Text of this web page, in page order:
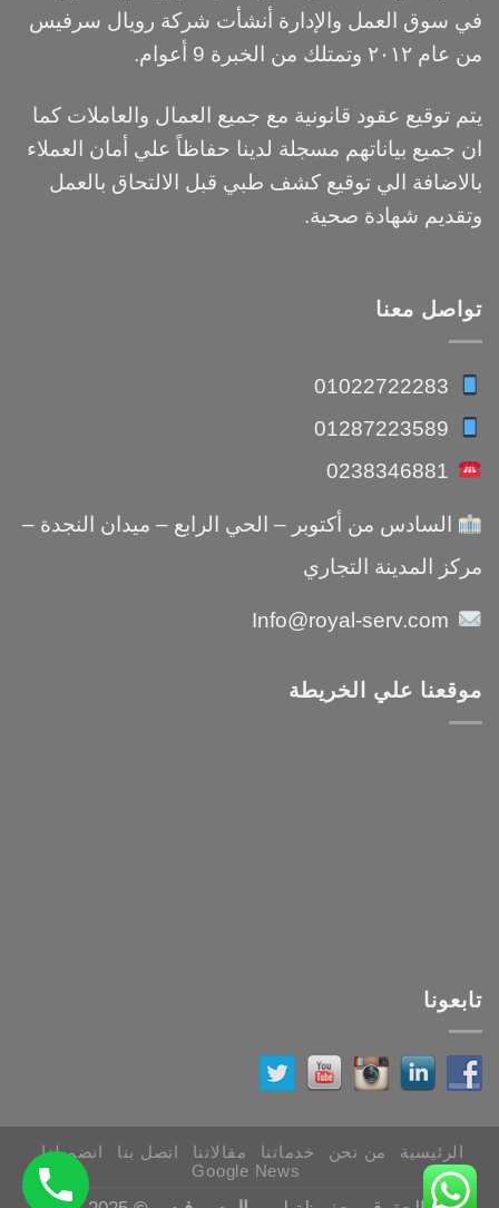
في سوق العمل والإدارة أنشأت شركة رويال سرفيس
من عام ٢٠١٢ وتمتلك من الخبرة 9 أعوام.
يتم توقيع عقود قانونية مع جميع العمال والعاملات كما
ان جميع بياناتهم مسجلة لدينا حفاظاً علي أمان العملاء
بالاضافة الي توقيع كشف طبي قبل الالتحاق بالعمل
وتقديم شهادة صحية.
تواصل معنا
01022722283
01287223589
0238346881
السادس من أكتوبر – الحي الرابع – ميدان النجدة –
مركز المدينة التجاري
Info@royal-serv.com
موقعنا علي الخريطة
تابعونا
الرئيسية من نحن خدماتنا مقالاتنا اتصل بنا
انضم لنا
Google News